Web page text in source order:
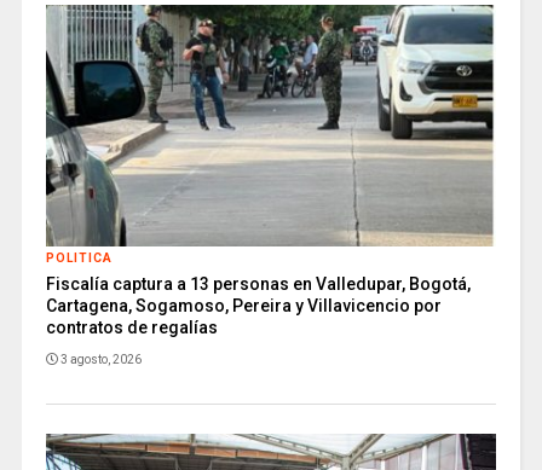
POLITICA
Fiscalía captura a 13 personas en Valledupar, Bogotá,
Cartagena, Sogamoso, Pereira y Villavicencio por
contratos de regalías
3 agosto, 2026